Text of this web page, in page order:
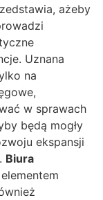
ażeby
Uznana
na
w sprawach
będą mogły
ekspansji
Biura